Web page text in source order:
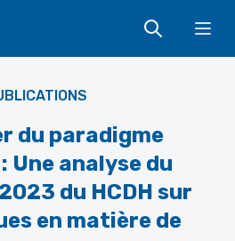
du paradigme
Une analyse du
du HCDH sur
en matière de